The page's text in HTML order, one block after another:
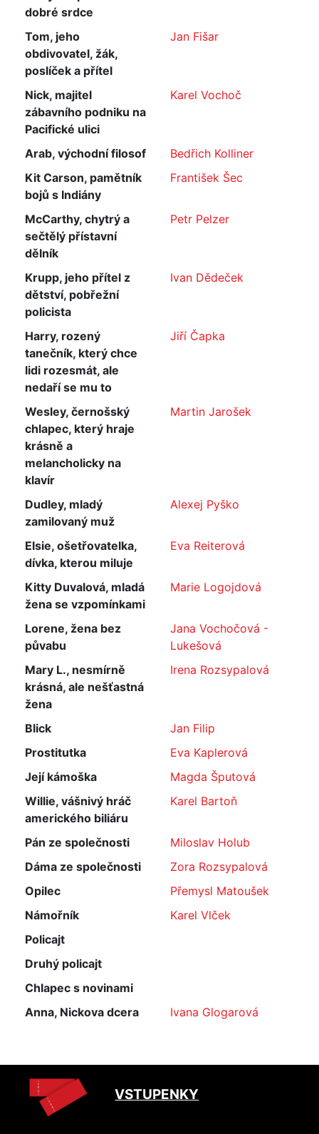
dobré srdce
Tom, jeho
obdivovatel, žák,
poslíček a přítel
Jan Fišar
Nick, majitel
zábavního podniku na
Pacifické ulici
Karel Vochoč
Arab, východní filosof
Bedřich Kolliner
Kit Carson, pamětník
bojů s Indiány
František Šec
McCarthy, chytrý a
sečtělý přístavní
dělník
Petr Pelzer
Krupp, jeho přítel z
dětství, pobřežní
policista
Ivan Dědeček
Harry, rozený
tanečník, který chce
lidi rozesmát, ale
nedaří se mu to
Jiří Čapka
Wesley, černošský
chlapec, který hraje
krásně a
melancholicky na
klavír
Martin Jarošek
Dudley, mladý
zamilovaný muž
Alexej Pyško
Elsie, ošetřovatelka,
dívka, kterou miluje
Eva Reiterová
Kitty Duvalová, mladá
žena se vzpomínkami
Marie Logojdová
Lorene, žena bez
půvabu
Jana Vochočová -
Lukešová
Mary L., nesmírně
krásná, ale nešťastná
žena
Irena Rozsypalová
Blick
Jan Filip
Prostitutka
Eva Kaplerová
Její kámoška
Magda Šputová
Willie, vášnivý hráč
amerického biliáru
Karel Bartoň
Pán ze společnosti
Miloslav Holub
Dáma ze společnosti
Zora Rozsypalová
Opilec
Přemysl Matoušek
Námořník
Karel Vlček
Policajt
Druhý policajt
Chlapec s novinami
Anna, Nickova dcera
Ivana Glogarová
VSTUPENKY